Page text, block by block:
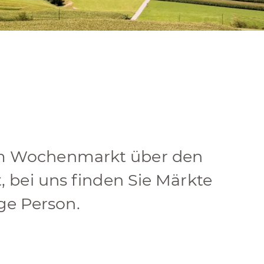
Wochenmarkt über den
uns finden Sie Märkte
Person.